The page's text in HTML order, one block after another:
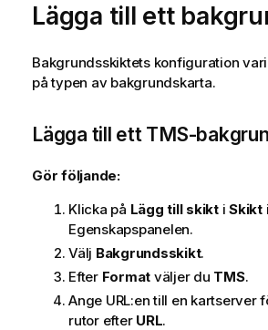
Lägga till ett
Bakgrundsskiktets konfiguration
på typen av bakgrundskarta.
Lägga till ett TMS-
Gör följande:
Klicka på Lägg till skikti Skikti
Egenskapspanelen.
Välj Bakgrundsskikt.
Efter Format väljer du TMS.
Ange URL:en till en kartserver
rutor efter URL.